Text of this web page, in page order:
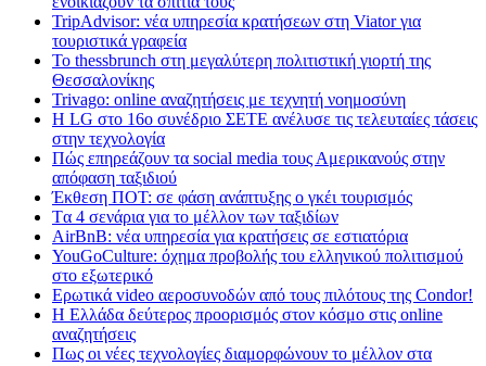
TripAdvisor: νέα υπηρεσία κρατήσεων στη Viator για
τουριστικά γραφεία
Το thessbrunch στη μεγαλύτερη πολιτιστική γιορτή της
Θεσσαλονίκης
Trivago: online αναζητήσεις με τεχνητή νοημοσύνη
H LG στο 16ο συνέδριο ΣΕΤΕ ανέλυσε τις τελευταίες τάσεις
στην τεχνολογία
Πώς επηρεάζουν τα social media τους Αμερικανούς στην
απόφαση ταξιδιού
Έκθεση ΠΟΤ: σε φάση ανάπτυξης ο γκέι τουρισμός
Tα 4 σενάρια για το μέλλον των ταξιδίων
AirBnB: νέα υπηρεσία για κρατήσεις σε εστιατόρια
YouGoCulture: όχημα προβολής του ελληνικού πολιτισμού
στο εξωτερικό
Eρωτικά video αεροσυνοδών από τους πιλότους της Condor!
Η Ελλάδα δεύτερος προορισμός στον κόσμο στις online
αναζητήσεις
Πως οι νέες τεχνολογίες διαμορφώνουν το μέλλον στα